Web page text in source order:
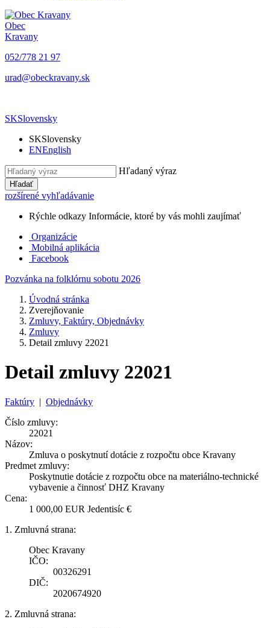
Obec
Kravany
052/778 21 97
urad@obeckravany.sk
SKSlovensky
SKSlovensky
ENEnglish
Hľadaný výraz
Hľadať
rozšírené vyhľadávanie
Rýchle odkazy Informácie, ktoré by vás mohli zaujímať
Organizácie
Mobilná aplikácia
Facebook
Pozvánka na folklórnu sobotu 2026
Úvodná stránka
Zverejňovanie
Zmluvy, Faktúry, Objednávky
Zmluvy
Detail zmluvy 22021
Detail zmluvy 22021
Faktúry | Objednávky
Číslo zmluvy:
22021
Názov:
Zmluva o poskytnutí dotácie z rozpočtu obce Kravany
Predmet zmluvy:
Poskytnutie dotácie z rozpočtu obce na materiálno-technické
vybavenie a činnosť DHZ Kravany
Cena:
1 000,00 EUR Jedentisíc €
1. Zmluvná strana:
Obec Kravany
IČO:
00326291
DIČ:
2020674920
2. Zmluvná strana: